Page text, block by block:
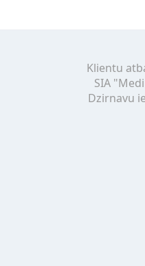
Klientu
SIA
Dzirnavu